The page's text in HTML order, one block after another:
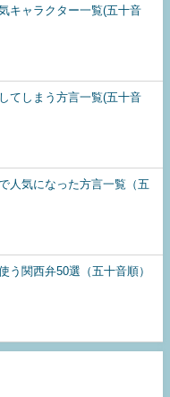
キャラクター一覧(五十音
てしまう方言一覧(五十音
人気になった方言一覧（五
う関西弁50選（五十音順）